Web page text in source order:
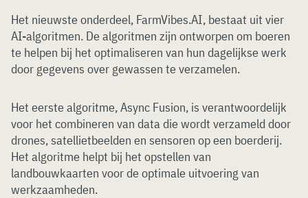
Het nieuwste onderdeel, FarmVibes.AI, bestaat uit vier
AI-algoritmen. De algoritmen zijn ontworpen om boeren
te helpen bij het optimaliseren van hun dagelijkse werk
door gegevens over gewassen te verzamelen.
Het eerste algoritme, Async Fusion, is verantwoordelijk
voor het combineren van data die wordt verzameld door
drones, satellietbeelden en sensoren op een boerderij.
Het algoritme helpt bij het opstellen van
landbouwkaarten voor de optimale uitvoering van
werkzaamheden.